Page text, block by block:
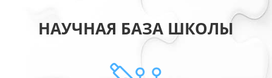
НАУЧНАЯ БАЗА ШКОЛЫ